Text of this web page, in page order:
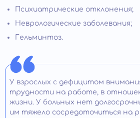
Психиатрические отклонения;
Неврологические заболевания;
Гельминтоз.
У взрослых с дефицитом
трудности на работе, в
жизни. У больных нет
им тяжело сосредоточиться на